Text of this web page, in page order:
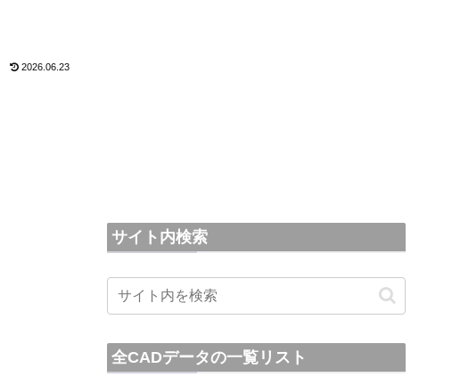
2026.06.23
サイト内検索
全CADデータの一覧リスト